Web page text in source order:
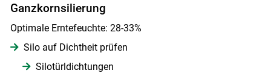
Ganzkornsilierung
Optimale Erntefeuchte: 28-33%
Silo auf Dichtheit prüfen
Silotürldichtungen